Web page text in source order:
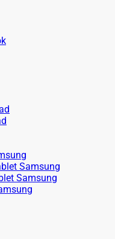
Samsung
Samsung